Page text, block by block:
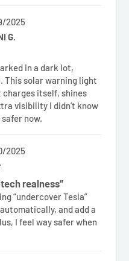
2025
G.
in a dark lot,
This solar warning light
itself, shines
visibility I didn’t know
now.
2025
realness”
“undercover Tesla”
and add a
I feel way safer when